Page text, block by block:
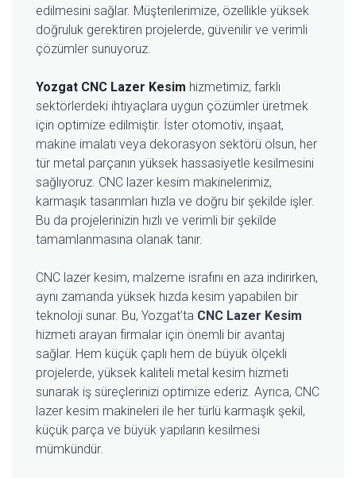
edilmesini sağlar. Müşterilerimize, özellikle yüksek
doğruluk gerektiren projelerde, güvenilir ve verimli
çözümler sunuyoruz.
Yozgat CNC Lazer Kesim hizmetimiz, farklı
sektörlerdeki ihtiyaçlara uygun çözümler üretmek
için optimize edilmiştir. İster otomotiv, inşaat,
makine imalatı veya dekorasyon sektörü olsun, her
tür metal parçanın yüksek hassasiyetle kesilmesini
sağlıyoruz. CNC lazer kesim makinelerimiz,
karmaşık tasarımları hızla ve doğru bir şekilde işler.
Bu da projelerinizin hızlı ve verimli bir şekilde
tamamlanmasına olanak tanır.
CNC lazer kesim, malzeme israfını en aza indirirken,
aynı zamanda yüksek hızda kesim yapabilen bir
teknoloji sunar. Bu, Yozgat’ta CNC Lazer Kesim
hizmeti arayan firmalar için önemli bir avantaj
sağlar. Hem küçük çaplı hem de büyük ölçekli
projelerde, yüksek kaliteli metal kesim hizmeti
sunarak iş süreçlerinizi optimize ederiz. Ayrıca, CNC
lazer kesim makineleri ile her türlü karmaşık şekil,
küçük parça ve büyük yapıların kesilmesi
mümkündür.